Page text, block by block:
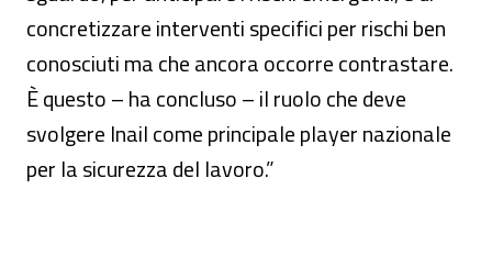
concretizzare interventi specifici per rischi ben
conosciuti ma che ancora occorre contrastare.
È questo – ha concluso – il ruolo che deve
svolgere Inail come principale player nazionale
per la sicurezza del lavoro.”